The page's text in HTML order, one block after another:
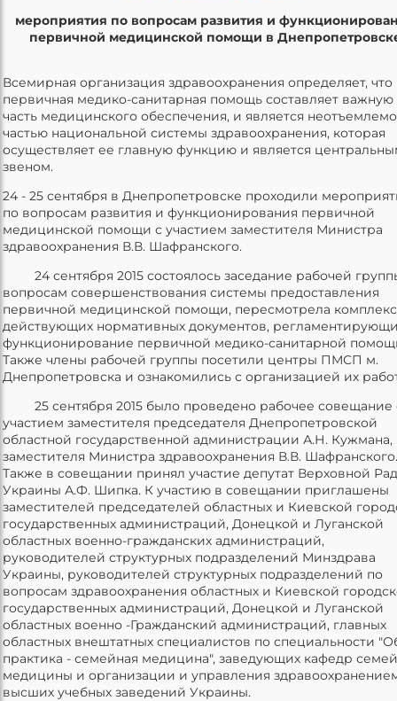
мероприятия по вопросам развития и
первичной медицинской помощи в
Всемирная организация здравоохранения определяет, что
первичная медико-санитарная помощь составляет важную
часть медицинского обеспечения, и является
частью национальной системы здравоохранения, которая
осуществляет ее главную функцию и является
звеном.
24 - 25 сентября в Днепропетровске проходили
по вопросам развития и функционирования первичной
медицинской помощи с участием заместителя Министра
здравоохранения В.В. Шафранского.
24 сентября 2015 состоялось заседание рабочей
вопросам совершенствования системы предоставления
первичной медицинской помощи, пересмотрела комплекс
действующих нормативных документов,
функционирование первичной медико-санитарной
Также члены рабочей группы посетили центры ПМСП м.
Днепропетровска и ознакомились с организацией их
25 сентября 2015 было проведено рабочее совещание
участием заместителя председателя Днепропетровской
областной государственной администрации А.Н. Кужмана,
заместителя Министра здравоохранения В.В. Шафранского.
Также в совещании принял участие депутат Верховной
Украины А.Ф. Шипка. К участию в совещании приглашены
заместителей председателей областных и Киевской
государственных администраций, Донецкой и Луганской
областных военно-гражданских администраций,
руководителей структурных подразделений Минздрава
Украины, руководителей структурных подразделений по
вопросам здравоохранения областных и Киевской
государственных администраций, Донецкой и Луганской
областных военно -Гражданский администраций, главных
областных внештатных специалистов по специальности
практика - семейная медицина", заведующих кафедр
медицины и организации и управления
высших учебных заведений Украины.